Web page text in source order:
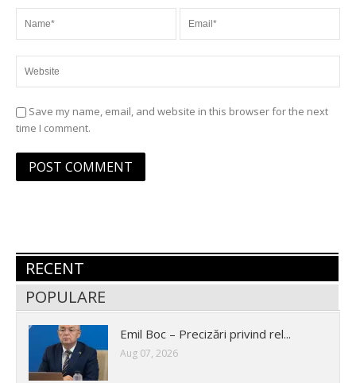
Save my name, email, and website in this browser for the next
time I comment.
RECENT
POPULARE
Emil Boc – Precizări privind rel...
Aug 07, 2026